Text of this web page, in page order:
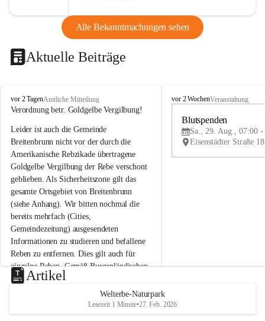
Alle Bekanntmachungen sehen
Aktuelle Beiträge
B
r
i
t
e
n
b
r
u
n
n
a
m
N
e
u
s
d
vor 2 TagenAmtliche Mitteilung
Verordnung betr. Goldgelbe Vergilbung!
Leider ist auch die Gemeinde
Breitenbrunn nicht vor der durch die
Amerikanische Rebzikade übertragene
Goldgelbe Vergilbung der Rebe verschont
geblieben. Als Sicherheitszone gilt das
gesamte Ortsgebiet von Breitenbrunn
(siehe Anhang). Wir bitten nochmal die
bereits mehrfach (Cities,
Gemeindezeitung) ausgesendeten
Informationen zu studieren und befallene
Reben zu entfernen. Dies gilt auch für
einzelne Reben. Gemäß Burgenländischen
Weinbaugesetz sind nicht gepflegte oder
unzulässige Weingärten zu roden! Bitte
helfen wir zusammen um unsere Winzer
vor den prognostizierten Ernteausfällen
B
e
u
e
d
vor 2 WochenVeranstaltung
Blutspenden
Sa., 29. Aug., 07:00 -
Artikel
Welterbe-Naturpark
Lesezeit 1 Minute•27. Feb. 2026